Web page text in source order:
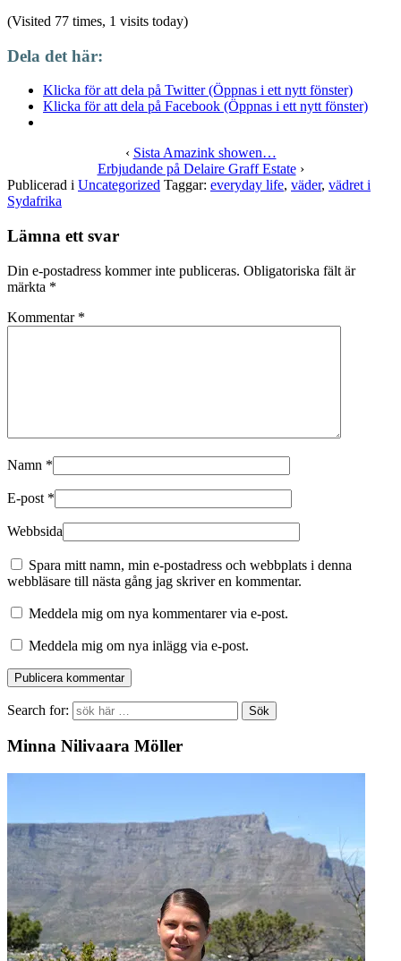
(Visited 77 times, 1 visits today)
Dela det här:
Klicka för att dela på Twitter (Öppnas i ett nytt fönster)
Klicka för att dela på Facebook (Öppnas i ett nytt fönster)
‹ Sista Amazink showen…
Erbjudande på Delaire Graff Estate›
Publicerad i Uncategorized Taggar: everyday life, väder, vädret i
Sydafrika
Lämna ett svar
Din e-postadress kommer inte publiceras. Obligatoriska fält är
märkta *
Kommentar *
Namn *
E-post *
Webbsida
Spara mitt namn, min e-postadress och webbplats i denna
webbläsare till nästa gång jag skriver en kommentar.
Meddela mig om nya kommentarer via e-post.
Meddela mig om nya inlägg via e-post.
Search for:
Minna Nilivaara Möller